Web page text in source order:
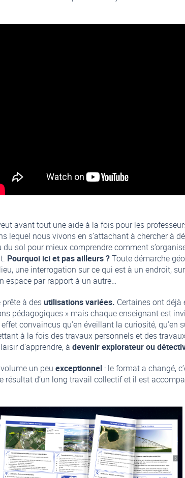
avant tout une aide à la fois pour les
lequel nous vivons en s’attachant à chercher à
du sol pour mieux comprendre comment
Pourquoi ici et pas ailleurs ?Toute démarche
une interrogation sur ce qui est à un endroit,
espace par rapport à un autre…
prête à desutilisations variées. Certaines ont
pédagogiques » mais chaque enseignant est
convaincus qu’en éveillant la curiosité, qu’en
à la fois des travaux personnels et des
d’apprendre, à devenir explorateur ou
un peu exceptionnel : le format a changé,
résultat d’un long travail collectif et il est